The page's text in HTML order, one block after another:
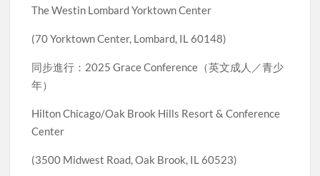
The Westin Lombard Yorktown Center
(70 Yorktown Center, Lombard, IL 60148)
同步進行：2025 Grace Conference（英文成人／青少
年）
Hilton Chicago/Oak Brook Hills Resort & Conference
Center
(3500 Midwest Road, Oak Brook, IL 60523)